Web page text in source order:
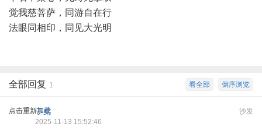
觉我慈菩萨，同游自在行
法眼同相印，同见大光明
倒序浏览
看全部
全部回复 1
点击重新加载 沙发
子柔
2025-11-13 15:52:46